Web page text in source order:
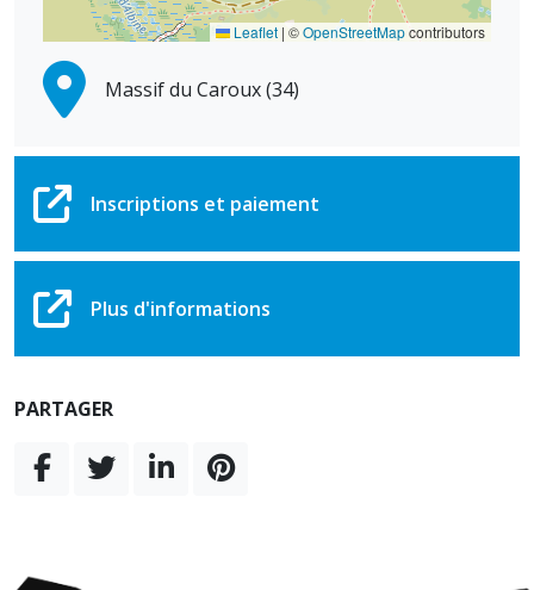
Leaflet | ©OpenStreetMapcontributors
Massif du Caroux (34)
Inscriptions et paiement
Plus d'informations
PARTAGER